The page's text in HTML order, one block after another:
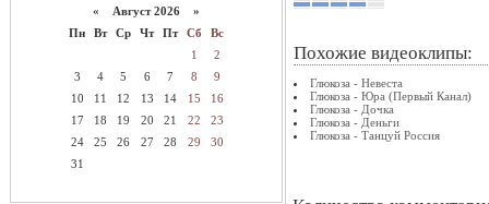
« Август 2026 »
Пн
Вт Ср Чт Пт Сб
Вс
1
2
3
4 5 6 7 8
9
10
11 12 13 14 15
16
17
18 19 20 21 22
23
24
25 26 27 28 29
30
31
Похожие видеоклипы:
Глюкоза - Невеста
Глюкоза - Юра (Первый Канал)
Глюкоза - Дочка
Глюкоза - Деньги
Глюкоза - Танцуй Россия